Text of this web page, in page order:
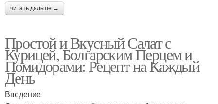
читать дальше →
Простой и Вкусный Салат с
Курицей, Болгарским Перцем и
Помидорами: Рецепт на Каждый
День
Введение